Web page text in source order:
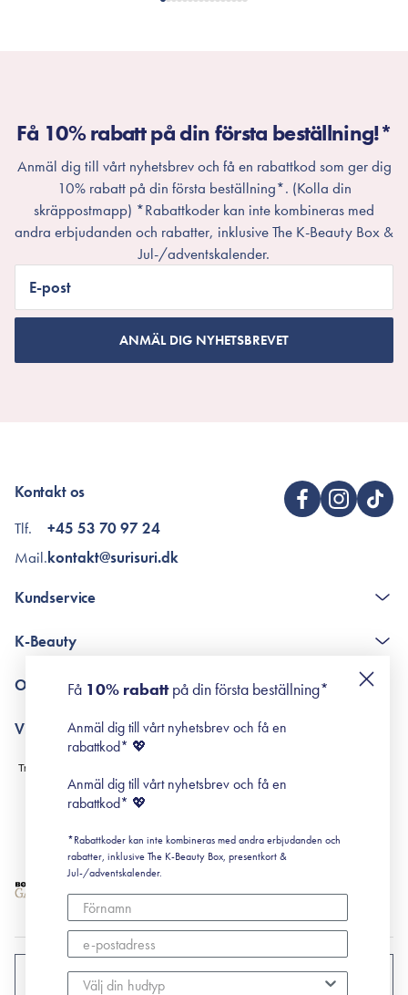
Få 10% rabatt på din första beställning!*
Anmäl dig till vårt nyhetsbrev och få en rabattkod som ger dig
10% rabatt på din första beställning*. (Kolla din
skräppostmapp) *Rabattkoder kan inte kombineras med
andra erbjudanden och rabatter, inklusive The K-Beauty Box &
Jul-/adventskalender.
E-post
ANMÄL DIG NYHETSBREVET
Kontakt os
Tlf.
Mail.
+45 53 70 97 24
kontakt@surisuri.dk
Kundservice
Poängshop - frågor och svar
K-Beauty
Retinol för nybörjare
Om Surisuri
Black Friday
Villkor
Leverans & Retur
Köpvillkor
Prenumerationsvillkor
Cookiepolicy
SVERIGE
Få 10% rabattpå din första beställning*
Anmäl dig till vårt nyhetsbrev och få en
rabattkod* 💖
Anmäl dig till vårt nyhetsbrev och få en
rabattkod* 💖
*Rabattkoder kan inte kombineras med andra erbjudanden och
rabatter, inklusive The K-Beauty Box, presentkort &
Jul-/adventskalender.